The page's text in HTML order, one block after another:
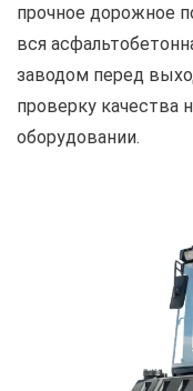
прочное дорожное
вся
заводом перед
проверку качества
оборудовании.